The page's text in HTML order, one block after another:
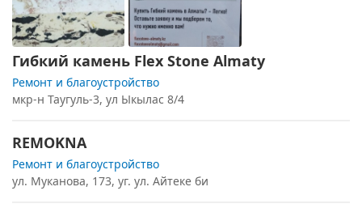
Гибкий камень Flex Stone Almaty
Ремонт и благоустройство
мкр-н Таугуль-3, ул Ыкылас 8/4
REMOKNA
Ремонт и благоустройство
ул. Муканова, 173, уг. ул. Айтеке би